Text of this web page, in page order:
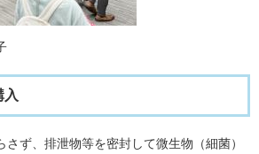
入
ず、排泄物等を密封して微生物（細菌）